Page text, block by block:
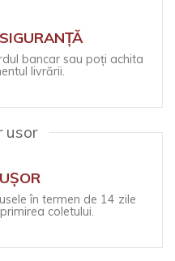
bancar sau poți achita
livrării.
în termen de 14 zile
coletului.